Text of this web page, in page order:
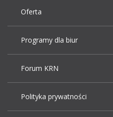
Oferta
Programy dla biur
Forum KRN
Polityka prywatności